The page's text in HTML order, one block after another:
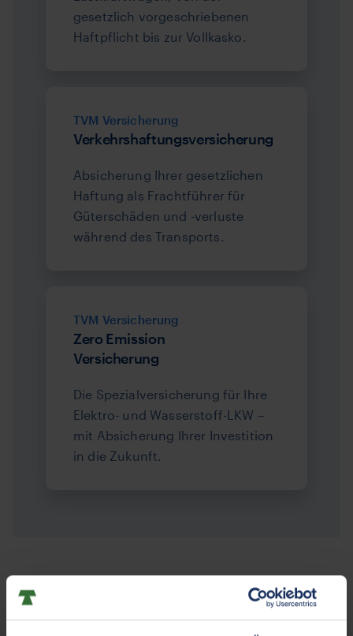
gesetzlich vorgeschriebenen
Haftpflicht bis zur Vollkasko.
TVM Versicherung
Verkehrshaftungsversicherung
Absicherung Ihrer gesetzlichen
Haftung als Frachtführer für
Güterschäden und -verluste
während des Transports.
TVM Versicherung
Zero Emission
Versicherung
Die Spezialversicherung für Ihre
Elektro- und Wasserstoff-LKW –
mit Absicherung Ihrer Investition
in die Zukunft.
Ihr Vorsprung mit TVM:
Stärken Sie Ihr